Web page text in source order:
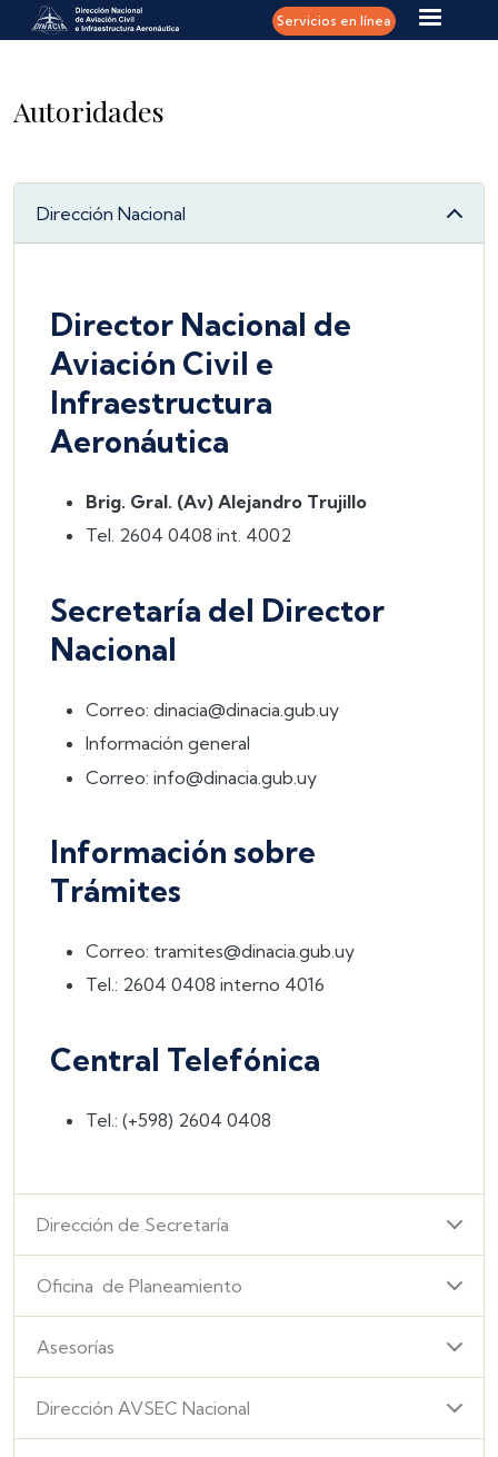
Pasar al contenido principal Servicios en línea
Autoridades
Dirección Nacional
Director Nacional de
Aviación Civil e
Infraestructura
Aeronáutica
Brig. Gral. (Av) Alejandro Trujillo
Tel. 2604 0408 int. 4002
Secretaría del Director
Nacional
Correo: dinacia@dinacia.gub.uy
Información general
Correo: info@dinacia.gub.uy
Información sobre
Trámites
Correo: tramites@dinacia.gub.uy
Tel.: 2604 0408 interno 4016
Central Telefónica
Tel.: (+598) 2604 0408
Dirección de Secretaría
Oficina de Planeamiento
Asesorías
Dirección AVSEC Nacional